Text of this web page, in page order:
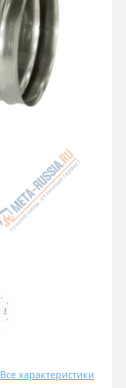
Все характеристики